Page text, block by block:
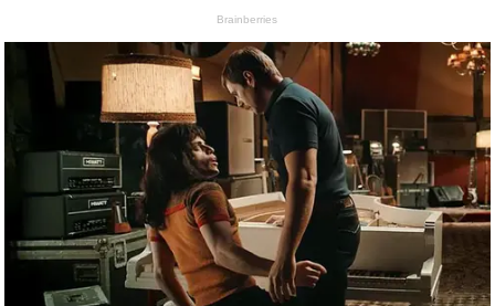
Brainberries